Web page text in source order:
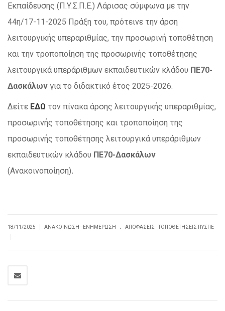
Εκπαίδευσης (Π.Υ.Σ.Π.Ε.) Λάρισας σύμφωνα με την
44η/17-11-2025 Πράξη του, πρότεινε την άρση
λειτουργικής υπεραριθμίας, την προσωρινή τοποθέτηση
και την τροποποίηση της προσωρινής τοποθέτησης
λειτουργικά υπεράριθμων εκπαιδευτικών κλάδου ΠΕ70-
Δασκάλων για το διδακτικό έτος 2025-2026.
Δείτε ΕΔΩ τον πίνακα άρσης λειτουργικής υπεραριθμίας,
προσωρινής τοποθέτησης και τροποποίηση της
προσωρινής τοποθέτησης λειτουργικά υπεράριθμων
εκπαιδευτικών κλάδου ΠΕ70-Δασκάλων
(Ανακοινοποίηση).
18/11/2025 ΑΝΑΚΟΊΝΩΣΗ - ΕΝΗΜΈΡΩΣΗ . ΑΠΟΦΆΣΕΙΣ - ΤΟΠΟΘΕΤΉΣΕΙΣ ΠΥΣΠΕ